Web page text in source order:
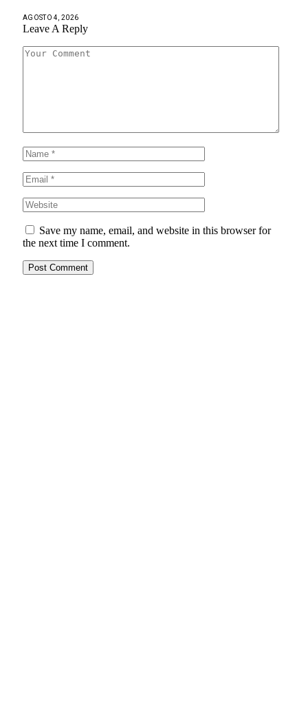
AGOSTO 4, 2026
Leave A Reply
Save my name, email, and website in this browser for
the next time I comment.